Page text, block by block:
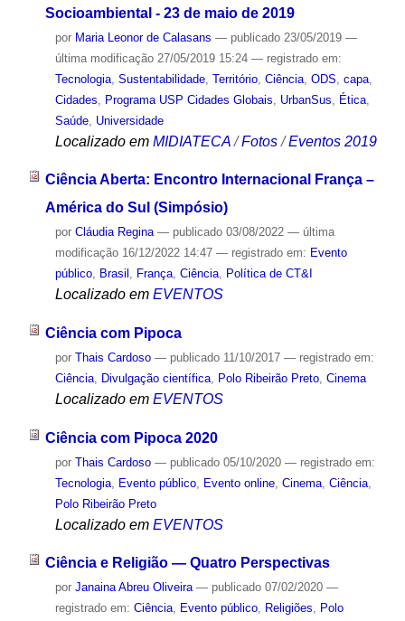
Socioambiental - 23 de maio de 2019
por Maria Leonor de Calasans — publicado23/05/2019 —
última modificação27/05/2019 15:24 — registrado em:
Tecnologia, Sustentabilidade, Território, Ciência, ODS capa,
Cidades
Programa USP Cidades Globais UrbanSus Ética,
Saúde, Universidade
Localizado em MIDIATECA /Fotos /Eventos 2019
Ciência Aberta: Encontro Internacional França –
América do Sul (Simpósio)
por Cláudia Regina — publicado03/08/2022 — última
modificação16/12/2022 14:47 — registrado em: Evento
público, Brasil , França, Ciência, Política de CT&I
Localizado em EVENTOS
Ciência com Pipoca
por Thais Cardoso — publicado11/10/2017 — registrado em:
Ciência, Divulgação científica, Polo Ribeirão Preto, Cinema
Localizado em EVENTOS
Ciência com Pipoca 2020
por Thais Cardoso — publicado05/10/2020 — registrado em:
Tecnologia, Evento público, Evento online, Cinema, Ciência,
Polo Ribeirão Preto
Localizado em EVENTOS
Ciência e Religião — Quatro Perspectivas
por Janaina Abreu Oliveira — publicado07/02/2020 —
registrado em: Ciência, Evento público, Religiões, Polo